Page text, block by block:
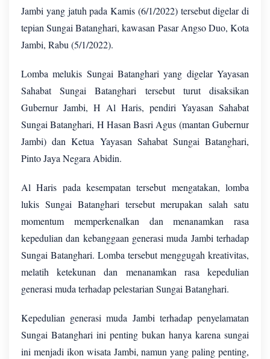
Jambi yang jatuh pada Kamis (6/1/2022) tersebut digelar di
tepian Sungai Batanghari, kawasan Pasar Angso Duo, Kota
Jambi, Rabu (5/1/2022).
Lomba melukis Sungai Batanghari yang digelar Yayasan
Sahabat Sungai Batanghari tersebut turut disaksikan
Gubernur Jambi, H Al Haris, pendiri Yayasan Sahabat
Sungai Batanghari, H Hasan Basri Agus (mantan Gubernur
Jambi) dan Ketua Yayasan Sahabat Sungai Batanghari,
Pinto Jaya Negara Abidin.
Al Haris pada kesempatan tersebut mengatakan, lomba
lukis Sungai Batanghari tersebut merupakan salah satu
momentum memperkenalkan dan menanamkan rasa
kepedulian dan kebanggaan generasi muda Jambi terhadap
Sungai Batanghari. Lomba tersebut menggugah kreativitas,
melatih ketekunan dan menanamkan rasa kepedulian
generasi muda terhadap pelestarian Sungai Batanghari.
Kepedulian generasi muda Jambi terhadap penyelamatan
Sungai Batanghari ini penting bukan hanya karena sungai
ini menjadi ikon wisata Jambi, namun yang paling penting,